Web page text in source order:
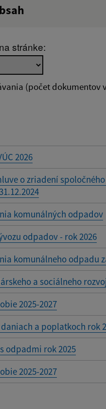
do:
stránke:
(počet dokumentov
2026
o zriadení
komunálných odpadov
odpadov - rok 2026
komunálneho odpadu
a sociálneho
2025-2027
a poplatkoch rok
odpadmi rok 2025
2025-2027